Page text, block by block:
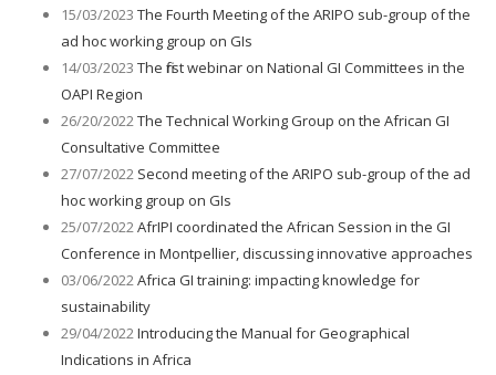
15/03/2023 The Fourth Meeting of the ARIPO sub-group of the
ad hoc working group on GIs
14/03/2023 The first webinar on National GI Committees in the
OAPI Region
26/20/2022The Technical Working Group on the African GI
Consultative Committee
27/07/2022 Second meeting of the ARIPO sub-group of the ad
hoc working group on GIs
25/07/2022AfrIPI coordinated the African Session in the GI
Conference in Montpellier, discussing innovative approaches
03/06/2022Africa GI training: impacting knowledge for
sustainability
29/04/2022Introducing the Manual for Geographical
Indications in Africa